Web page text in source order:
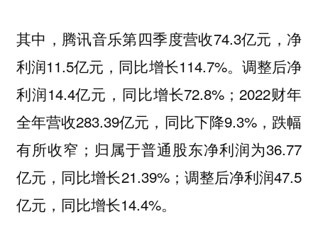
其中，腾讯音乐第四季度营收74.3亿元，净
利润11.5亿元，同比增长114.7%。调整后净
利润14.4亿元，同比增长72.8%；2022财年
全年营收283.39亿元，同比下降9.3%，跌幅
有所收窄；归属于普通股东净利润为36.77
亿元，同比增长21.39%；调整后净利润47.5
亿元，同比增长14.4%。